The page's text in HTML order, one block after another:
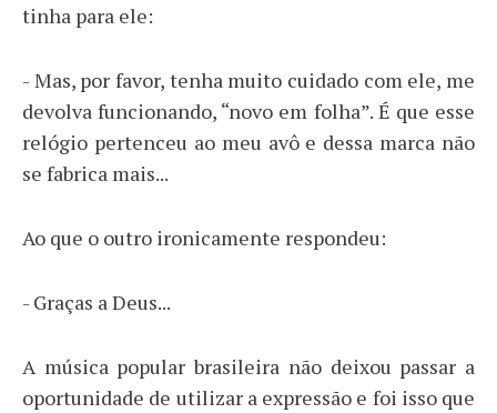
tinha para ele:
- Mas, por favor, tenha muito cuidado com ele, me
devolva funcionando, “novo em folha”. É que esse
relógio pertenceu ao meu avô e dessa marca não
se fabrica mais...
Ao que o outro ironicamente respondeu:
- Graças a Deus...
A música popular brasileira não deixou passar a
oportunidade de utilizar a expressão e foi isso que